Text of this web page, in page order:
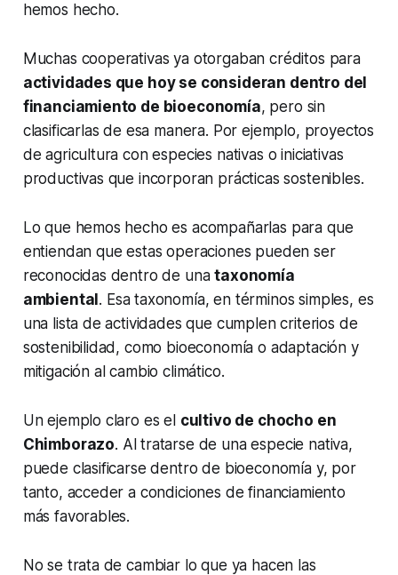
hemos hecho.
Muchas cooperativas ya otorgaban créditos para
actividades que hoy se consideran dentro del
financiamiento de bioeconomía, pero sin
clasificarlas de esa manera. Por ejemplo, proyectos
de agricultura con especies nativas o iniciativas
productivas que incorporan prácticas sostenibles.
Lo que hemos hecho es acompañarlas para que
entiendan que estas operaciones pueden ser
reconocidas dentro de unataxonomía
ambiental . Esa taxonomía, en términos simples, es
una lista de actividades que cumplen criterios de
sostenibilidad, como bioeconomía o adaptación y
mitigación al cambio climático.
Un ejemplo claro es el cultivo de chocho en
Chimborazo. Al tratarse de una especie nativa,
puede clasificarse dentro de bioeconomía y, por
tanto, acceder a condiciones de financiamiento
más favorables.
No se trata de cambiar lo que ya hacen las